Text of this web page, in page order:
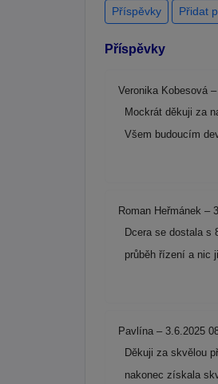
Příspěvky Přidat
Příspěvky
Veronika Kobesová
Mockrát děkuji za
Všem budoucím
Roman Heřmánek –
Dcera se dostala s
průběh řízení a nic
Pavlína – 3.6.2025
Děkuji za skvělou
nakonec získala